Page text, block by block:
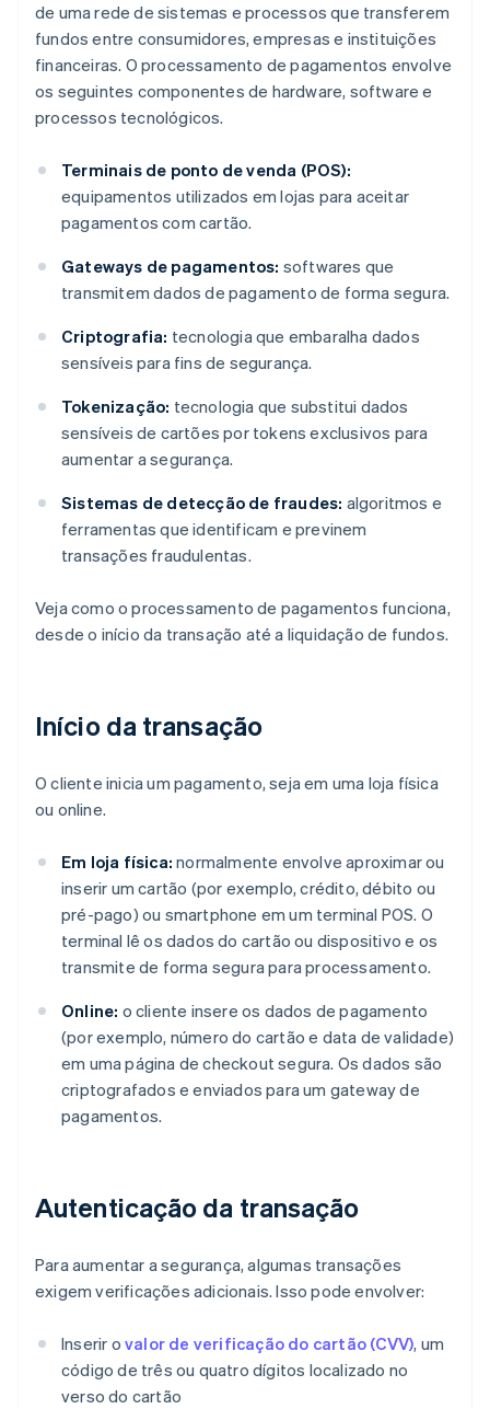
de uma rede de sistemas e processos que transferem
fundos entre consumidores, empresas e instituições
financeiras. O processamento de pagamentos envolve
os seguintes componentes de hardware, software e
processos tecnológicos.
Terminais de ponto de venda (POS):
equipamentos utilizados em lojas para aceitar
pagamentos com cartão.
Gateways de pagamentos: softwares que
transmitem dados de pagamento de forma segura.
Criptografia: tecnologia que embaralha dados
sensíveis para fins de segurança.
Tokenização: tecnologia que substitui dados
sensíveis de cartões por tokens exclusivos para
aumentar a segurança.
Sistemas de detecção de fraudes: algoritmos e
ferramentas que identificam e previnem
transações fraudulentas.
Veja como o processamento de pagamentos funciona,
desde o início da transação até a liquidação de fundos.
Início da transação
O cliente inicia um pagamento, seja em uma loja física
ou online.
Em loja física: normalmente envolve aproximar ou
inserir um cartão (por exemplo, crédito, débito ou
pré-pago) ou smartphone em um terminal POS. O
terminal lê os dados do cartão ou dispositivo e os
transmite de forma segura para processamento.
Online: o cliente insere os dados de pagamento
(por exemplo, número do cartão e data de validade)
em uma página de checkout segura. Os dados são
criptografados e enviados para um gateway de
pagamentos.
Autenticação da transação
Para aumentar a segurança, algumas transações
exigem verificações adicionais. Isso pode envolver:
Inserir o valor de verificação do cartão (CVV), um
código de três ou quatro dígitos localizado no
verso do cartão